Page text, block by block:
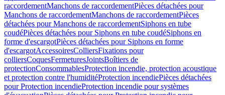
raccordementManchons de raccordementPièces détachées pour
Manchons de raccordementManchons de raccordementPièces
détachées pour Manchons de raccordementSiphons en tube
coudéPièces détachées pour Siphons en tube coudéSiphons en
forme d'escargotPièces détachées pour Siphons en forme
d'escargotAccessoiresColliersFixations pour
colliersCoquesFermeturesJointsBoîtiers de
protectionConsommablesProtection incendie, protection acoustique
et protection contre l'humiditéProtection incendiePièces détachées
pour Protection incendieProtection incendie pour systèmes